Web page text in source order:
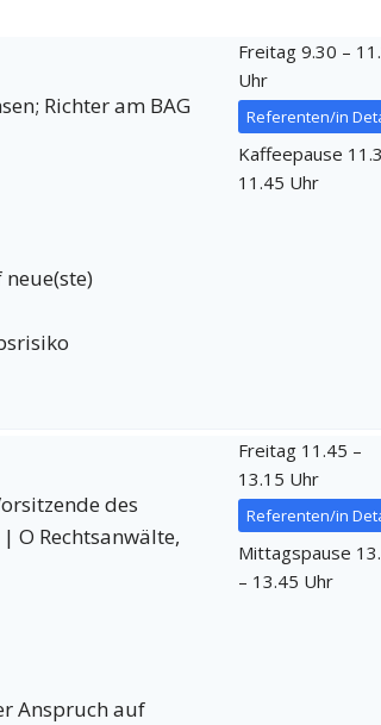
Richter am BAG
Freitag 9.30 –
Uhr
Referenten/in
Kaffeepause
11.45 Uhr
des
O Rechtsanwälte,
Anspruch auf
Freitag 11.45 –
13.15 Uhr
Referenten/in
Mittagspause
– 13.45 Uhr